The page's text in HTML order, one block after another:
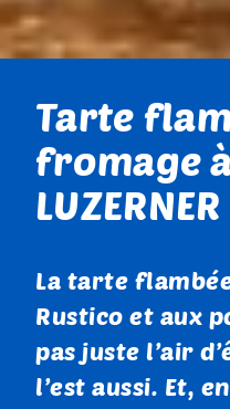
Tarte
fromage
LUZERNER
La tarte flambée
Rustico et aux
pas juste l’air
l’est aussi. Et,